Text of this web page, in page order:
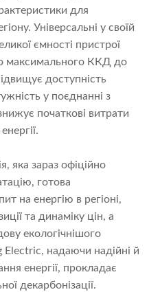
для
Універсальні у своїй
ємності пристрої
максимального ККД до
доступність
у поєднанні з
початкові витрати
яка зараз офіційно
готова
на енергію в регіоні,
та динаміку цін, а
екологічнішого
Electric, надаючи надійні й
енергії, прокладає
декарбонізації.